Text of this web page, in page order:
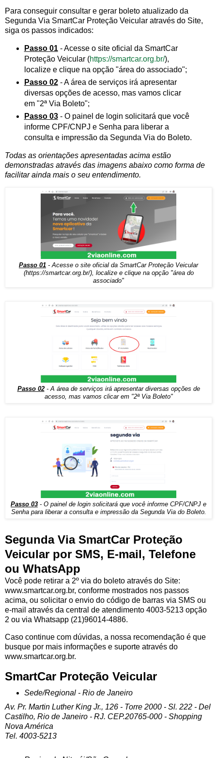
Para conseguir consultar e gerar boleto atualizado da
Segunda Via SmartCar Proteção Veicular através do Site,
siga os passos indicados:
Passo 01- Acesse o site oficial da SmartCar
Proteção Veicular (https://smartcar.org.br/),
localize e clique na opção "área do associado";
Passo 02- A área de serviços irá apresentar
diversas opções de acesso, mas vamos clicar
em "2ª Via Boleto";
Passo 03- O painel de login solicitará que você
informe CPF/CNPJ e Senha para liberar a
consulta e impressão da Segunda Via do Boleto.
Todas as orientações apresentadas acima estão
demonstradas através das imagens abaixo como forma de
facilitar ainda mais o seu entendimento.
Passo 01 - Acesse o site oficial da SmartCar Proteção Veicular
(https://smartcar.org.br/), localize e clique na opção "área do
associado"
Passo 02- A área de serviços irá apresentar diversas opções de
acesso, mas vamos clicar em "2ª Via Boleto"
Passo 03 - O painel de login solicitará que você informe CPF/CNPJ e
Senha para liberar a consulta e impressão da Segunda Via do Boleto.
Segunda Via SmartCar Proteção
Veicular por SMS, E-mail, Telefone
ou WhatsApp
Você pode retirar a 2º via do boleto através do Site:
www.smartcar.org.br, conforme mostrados nos passos
acima, ou solicitar o envio do código de barras via SMS ou
e-mail através da central de atendimento 4003-5213 opção
2 ou via Whatsapp (21)96014-4886.
Caso continue com dúvidas, a nossa recomendação é que
busque por mais informações e suporte através do
www.smartcar.org.br.
SmartCar Proteção Veicular
Sede/Regional - Rio de Janeiro
Av. Pr. Martin Luther King Jr., 126 - Torre 2000 - Sl. 222 - Del
Castilho, Rio de Janeiro - RJ. CEP.20765-000 - Shopping
Nova América
Tel. 4003-5213